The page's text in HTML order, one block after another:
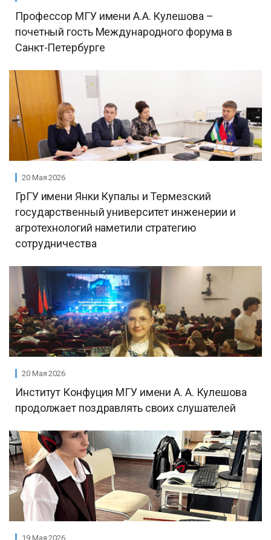
Профессор МГУ имени А.А. Кулешова –
почетный гость Международного форума в
Санкт-Петербурге
20 Мая 2026
ГрГУ имени Янки Купалы и Термезский
государственный университет инженерии и
агротехнологий наметили стратегию
сотрудничества
20 Мая 2026
Институт Конфуция МГУ имени А. А. Кулешова
продолжает поздравлять своих слушателей
19 Мая 2026